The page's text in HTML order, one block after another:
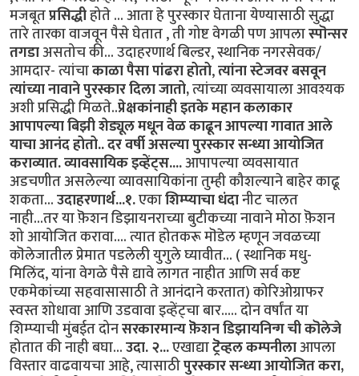
मजबूतप्रसिद्धीहोते ... आता हे पुरस्कार घेताना येण्यासाठी सुद्धा
तारे तारका वाजवून पैसे घेतात , ती गोष्ट वेगळी पण आपलास्पॊन्सर
तगडाअसतोच की... उदाहरणार्थ बिल्डर, स्थानिक नगरसेवक/
आमदार- त्यांचाकाळा पैसा पांढरा होतो,त्यांना स्टेजवर बसवून
त्यांच्या नावाने पुरस्कार दिला जातो,त्यांच्या व्यवसायाला आवश्यक
अशी प्रसिद्धी मिळते..प्रेक्षकांनाही इतके महान कलाकार
आपापल्या बिझी शेड्यूल मधून वेळ काढून आपल्या गावात आले
याचा आनंद होतो..दर वर्षी असल्या पुरस्कार सन्ध्या आयोजित
कराव्यात.व्यावसायिक इव्हेंट्स....आपापल्या व्यवसायात
अडचणीत असलेल्या व्यावसायिकांना तुम्ही कौशल्याने बाहेर काढू
शकता...उदाहरणार्थ...१.एकाशिम्प्याचा धंदानीट चालत
नाही...तर या फ़ॆशन डिझायनराच्या बुटीकच्या नावाने मोठा फ़ॆशन
शो आयोजित करावा.... त्यात होतकरू मॊडेल म्हणून जवळच्या
कॊलेजातील प्रेमात पडलेली युगुले घ्यावीत... ( स्थानिक मधु-
मिलिंद, यांना वेगळे पैसे द्यावे लागत नाहीत आणि सर्व कष्ट
एकमेकांच्या सहवासासाठी ते आनंदाने करतात) कोरिओग्राफर
स्वस्त शोधावा आणि उडवावा इव्हेंट्चा बार..... दोन वर्षांत या
शिम्प्याची मुंबईत दोनसरकारमान्य फ़ॆशन डिझायनिन्ग ची कॊलेजे
होतात की नाही बघा...उदा. २...एखाद्याट्रॆव्हल कम्पनीलाआपला
विस्तार वाढवायचा आहे, त्यासाठीपुरस्कार सन्ध्या आयोजित करा,